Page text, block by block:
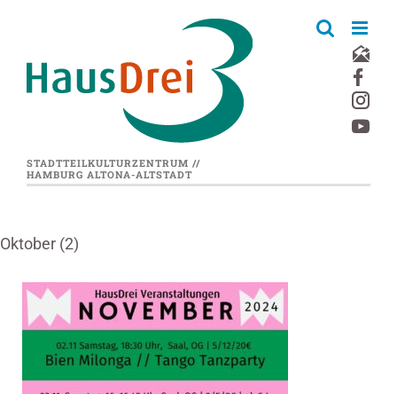
STADTTEILKULTURZENTRUM //
HAMBURG ALTONA-ALTSTADT
Oktober (2)